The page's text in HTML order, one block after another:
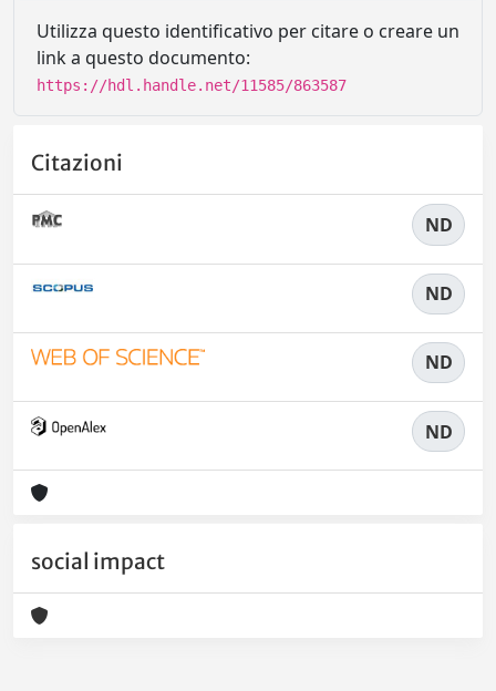
Utilizza questo identificativo per citare o creare un
link a questo documento:
https://hdl.handle.net/11585/863587
Citazioni
ND
ND
ND
ND
social impact